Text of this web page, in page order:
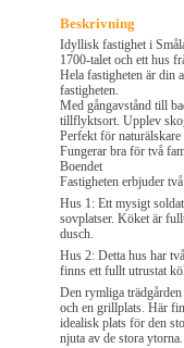
Beskrivning
Idyllisk fastighet i
1700-talet och ett hus
Hela fastigheten är din
fastigheten.
Med gångavstånd till
tillflyktsort. Upplev
Perfekt för
Fungerar bra för två
Boendet
Fastigheten erbjuder
Hus 1: Ett mysigt
sovplatser. Köket är
dusch.
Hus 2: Detta hus har
finns ett fullt utrustat
Den rymliga
och en grillplats. Här
idealisk plats för den
njuta av de stora ytorna.